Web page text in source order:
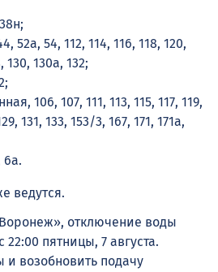
52а, 54, 112, 114, 116, 118, 120,
130, 130а, 132;
106, 107, 111, 113, 115, 117, 119,
131, 133, 153/3, 167, 171, 171а,
6а.
ведутся.
отключение воды
пятницы, 7 августа.
и возобновить подачу